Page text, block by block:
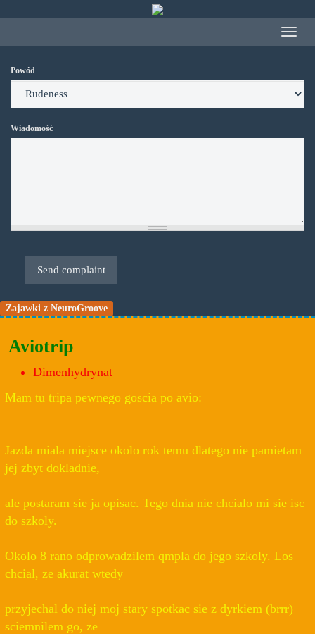
treści
Toggle
Powód
Wiadomość
Send complaint
Zajawki z NeuroGroove
Aviotrip
Dimenhydrynat
Mam tu tripa pewnego goscia po avio:
Jazda miala miejsce okolo rok temu dlatego nie pamietam
jej zbyt dokladnie,
ale postaram sie ja opisac. Tego dnia nie chcialo mi sie isc
do szkoly.
Okolo 8 rano odprowadzilem qmpla do jego szkoly. Los
chcial, ze akurat wtedy
przyjechal do niej moj stary spotkac sie z dyrkiem (brrr)
sciemnilem go, ze